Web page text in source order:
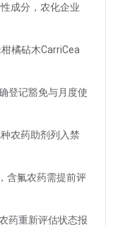
成分，农化企业
橘砧木CarriCea
登记豁免与月度使
农药助剂列入禁
含氟农药需提前评
药重新评估状态报